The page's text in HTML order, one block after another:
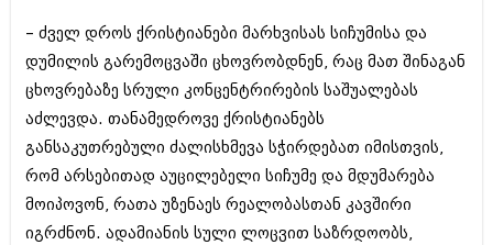
რომანი და დეტექტივი
სახალისო ამბები
შოუბიზნესი
დაიჯესტი
ქალი და მამაკაცი
შოუბიზნესი
დაიჯესტი
ქალი და მამაკაცი
ისტორია
სხვადასხვა
– ძველ დროს ქრისტიანები მარხვისას სიჩუმისა და
დუმილის გარემოცვაში ცხოვრობდნენ, რაც მათ შინაგან
ცხოვრებაზე სრული კონცენტრირების საშუალებას
აძლევდა. თანამედროვე ქრისტიანებს
განსაკუთრებული ძალისხმევა სჭირდებათ იმისთვის,
რომ არსებითად აუცილებელი სიჩუმე და მდუმარება
მოიპოვონ, რათა უზენაეს რეალობასთან კავშირი
იგრძნონ. ადამიანის სული ლოცვით საზრდოობს,